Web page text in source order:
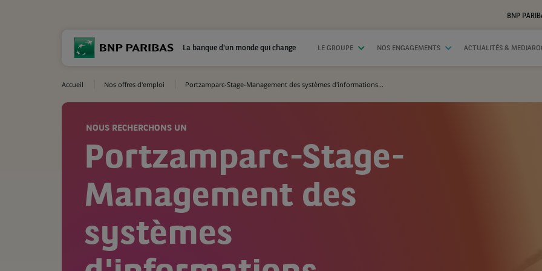
BNP
La banque d'un monde qui change LE GROUPE NOS ENGAGEMENTS ACTUALITÉS &
Accueil Nos offres d'emploi Portzamparc-Stage-Management des systèmes d'informations...
NOUS RECHERCHONS UN
Portzamparc-Stage-
Management des
systèmes